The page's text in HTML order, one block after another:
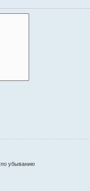
по убыванию